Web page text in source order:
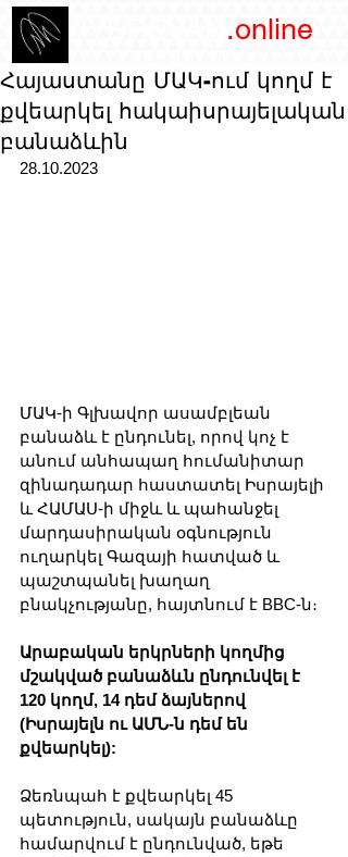
.online
Հայաստանը ՄԱԿ-ում կողմ է
քվեարկել հակաիսրայելական
բանաձևին
28.10.2023
ՄԱԿ-ի Գլխավոր ասամբլեան
բանաձև է ընդունել, որով կոչ է
անում անհապաղ հումանիտար
զինադադար հաստատել Իսրայելի
և ՀԱՄԱՍ-ի միջև և պահանջել
մարդասիրական օգնություն
ուղարկել Գազայի հատված և
պաշտպանել խաղաղ
բնակչությանը, հայտնում է BBC-ն։
Արաբական երկրների կողմից
մշակված բանաձևն ընդունվել է
120 կողմ, 14 դեմ ձայներով
(Իսրայելն ու ԱՄՆ-ն դեմ են
քվեարկել):
Ձեռնպահ է քվեարկել 45
պետություն, սակայն բանաձևը
համարվում է ընդունված, եթե